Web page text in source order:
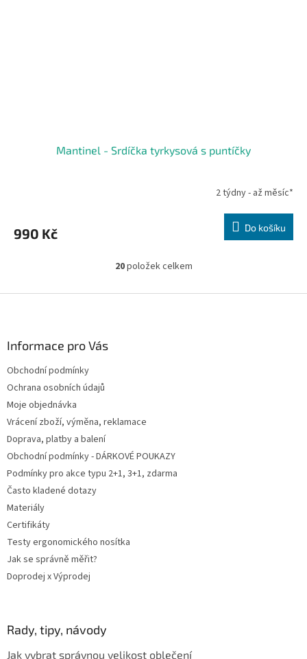
Mantinel - Srdíčka tyrkysová s puntíčky
2 týdny - až měsíc*
990 Kč Do košíku
O
l
ý
p
i
20položek celkem
Informace pro Vás
Obchodní podmínky
Ochrana osobních údajů
Moje objednávka
Vrácení zboží, výměna, reklamace
Doprava, platby a balení
Obchodní podmínky - DÁRKOVÉ POUKAZY
Podmínky pro akce typu 2+1, 3+1, zdarma
Často kladené dotazy
Materiály
Certifikáty
Testy ergonomického nosítka
Jak se správně měřit?
Doprodej x Výprodej
Rady, tipy, návody
Jak vybrat správnou velikost oblečení